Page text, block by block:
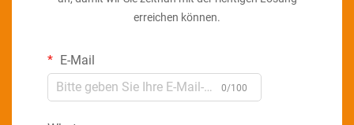
erreichen können.
E-Mail
0/100